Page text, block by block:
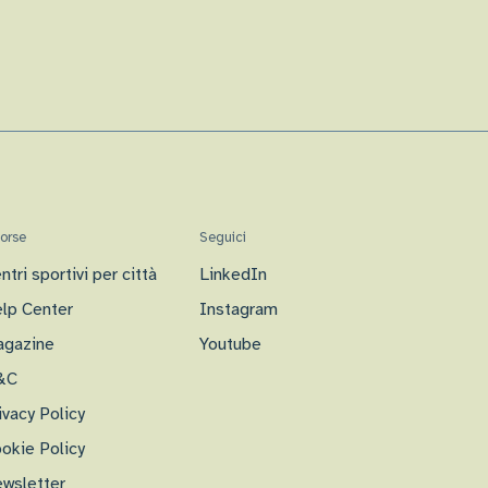
sportivi per città
Center
Policy
Policy
Seguici
LinkedIn
Instagram
Youtube